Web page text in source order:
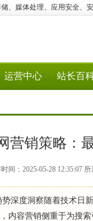
储、媒体处理、应用安全、
运营中心 站长百
营销策略：
间：2025-05-28 12:35:07
深度洞察随着技术日
内容营销侧重于为搜索